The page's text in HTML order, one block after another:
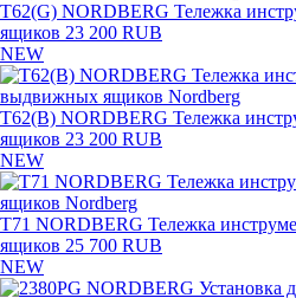
T62(G) NORDBERG Тележка
ящиков 23 200 RUB
NEW
T62(B) NORDBERG Тележка
ящиков 23 200 RUB
NEW
T71 NORDBERG Тележка
ящиков 25 700 RUB
NEW